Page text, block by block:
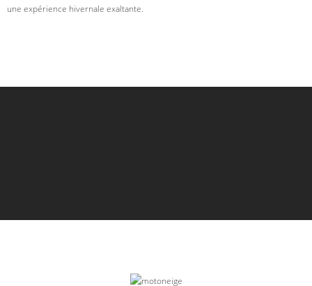
une expérience hivernale exaltante.